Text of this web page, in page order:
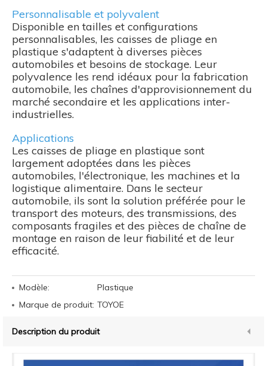
Personnalisable et polyvalent
Disponible en tailles et configurations
personnalisables, les caisses de pliage en
plastique s'adaptent à diverses pièces
automobiles et besoins de stockage. Leur
polyvalence les rend idéaux pour la fabrication
automobile, les chaînes d'approvisionnement du
marché secondaire et les applications inter-
industrielles.
Applications
Les caisses de pliage en plastique sont
largement adoptées dans les pièces
automobiles, l'électronique, les machines et la
logistique alimentaire. Dans le secteur
automobile, ils sont la solution préférée pour le
transport des moteurs, des transmissions, des
composants fragiles et des pièces de chaîne de
montage en raison de leur fiabilité et de leur
efficacité.
Modèle:
Plastique
Marque de produit: TOYOE
Description du produit